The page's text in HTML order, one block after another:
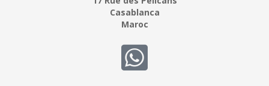
Casablanca
Maroc